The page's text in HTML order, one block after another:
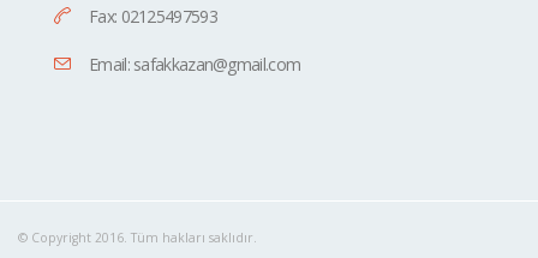
Fax: 02125497593
Email: safakkazan@gmail.com
© Copyright 2016. Tüm hakları saklıdır.